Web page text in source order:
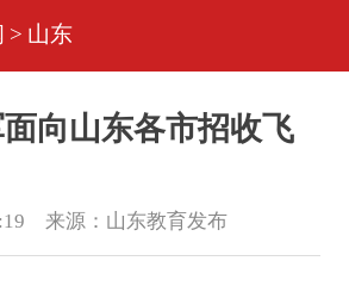
> 山东
向山东各市招收飞
来源： 山东教育发布